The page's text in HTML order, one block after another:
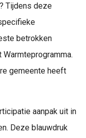
Tijdens deze
betrokken
gemeente heeft
aanpak uit in
Deze blauwdruk